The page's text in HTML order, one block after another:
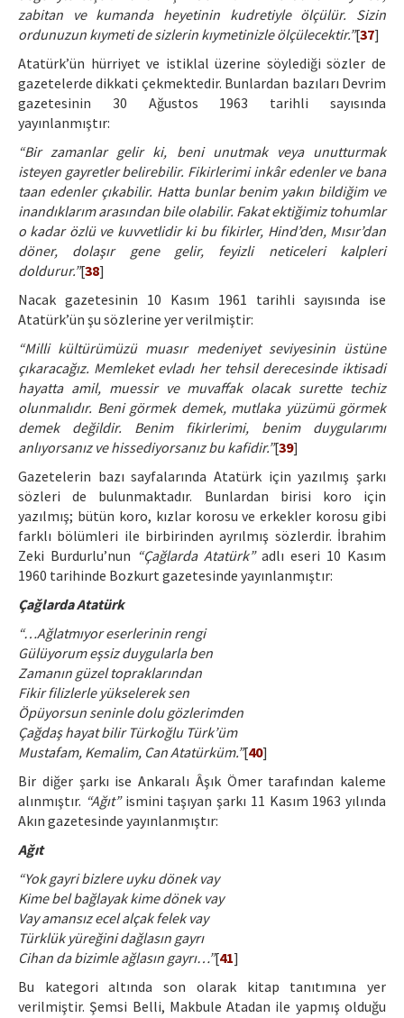
zabitan ve kumanda heyetinin kudretiyle ölçülür. Sizin
ordunuzun kıymeti de sizlerin kıymetinizle ölçülecektir.”[37]
Atatürk’ün hürriyet ve istiklal üzerine söylediği sözler de
gazetelerde dikkati çekmektedir. Bunlardan bazıları Devrim
gazetesinin 30 Ağustos 1963 tarihli sayısında
yayınlanmıştır:
“Bir zamanlar gelir ki, beni unutmak veya unutturmak
isteyen gayretler belirebilir. Fikirlerimi inkâr edenler ve bana
taan edenler çıkabilir. Hatta bunlar benim yakın bildiğim ve
inandıklarım arasından bile olabilir. Fakat ektiğimiz tohumlar
o kadar özlü ve kuvvetlidir ki bu fikirler, Hind’den, Mısır’dan
döner, dolaşır gene gelir, feyizli neticeleri kalpleri
doldurur.”[38]
Nacak gazetesinin 10 Kasım 1961 tarihli sayısında ise
Atatürk’ün şu sözlerine yer verilmiştir:
“Milli kültürümüzü muasır medeniyet seviyesinin üstüne
çıkaracağız. Memleket evladı her tehsil derecesinde iktisadi
hayatta amil, muessir ve muvaffak olacak surette techiz
olunmalıdır. Beni görmek demek, mutlaka yüzümü görmek
demek değildir. Benim fikirlerimi, benim duygularımı
anlıyorsanız ve hissediyorsanız bu kafidir.”[39]
Gazetelerin bazı sayfalarında Atatürk için yazılmış şarkı
sözleri de bulunmaktadır. Bunlardan birisi koro için
yazılmış; bütün koro, kızlar korosu ve erkekler korosu gibi
farklı bölümleri ile birbirinden ayrılmış sözlerdir. İbrahim
Zeki Burdurlu’nun “Çağlarda Atatürk”adlı eseri 10 Kasım
1960 tarihinde Bozkurt gazetesinde yayınlanmıştır:
Çağlarda Atatürk
“…Ağlatmıyor eserlerinin rengi
Gülüyorum eşsiz duygularla ben
Zamanın güzel topraklarından
Fikir filizlerle yükselerek sen
Öpüyorsun seninle dolu gözlerimden
Çağdaş hayat bilir Türkoğlu Türk’üm
Mustafam, Kemalim, Can Atatürküm.”[40]
Bir diğer şarkı ise Ankaralı Âşık Ömer tarafından kaleme
alınmıştır. “Ağıt”ismini taşıyan şarkı 11 Kasım 1963 yılında
Akın gazetesinde yayınlanmıştır:
Ağıt
“Yok gayri bizlere uyku dönek vay
Kime bel bağlayak kime dönek vay
Vay amansız ecel alçak felek vay
Türklük yüreğini dağlasın gayrı
Cihan da bizimle ağlasın gayrı…”[41]
Bu kategori altında son olarak kitap tanıtımına yer
verilmiştir. Şemsi Belli, Makbule Atadan ile yapmış olduğu